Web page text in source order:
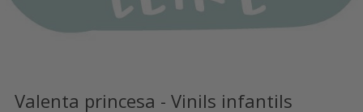
Valenta princesa - Vinils infantils